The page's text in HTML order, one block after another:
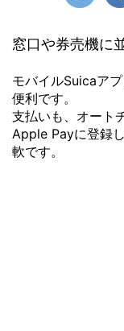
窓口や券売機に
モバイルSuicaア
便利です。
支払いも、オート
Apple Payに登録
軟です。